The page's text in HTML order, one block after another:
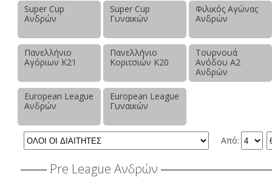
Super Cup
Ανδρών
Super Cup
Γυναικών
Φιλικός Αγώνας
Ανδρών
Πανελλήνιο
Αγόριων Κ21
Πανελλήνιο
Κοριτσιών Κ20
Τουρνουά
Ανόδου Α2
Ανδρών
European League
Ανδρών
European League
Γυναικών
Από:
Pre League Ανδρών